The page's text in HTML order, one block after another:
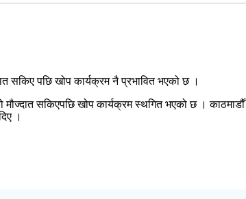
सकिए पछि खोप कार्यक्रम नै प्रभावित भएको छ ।
मौज्दात सकिएपछि खोप कार्यक्रम स्थगित भएको छ ।
।